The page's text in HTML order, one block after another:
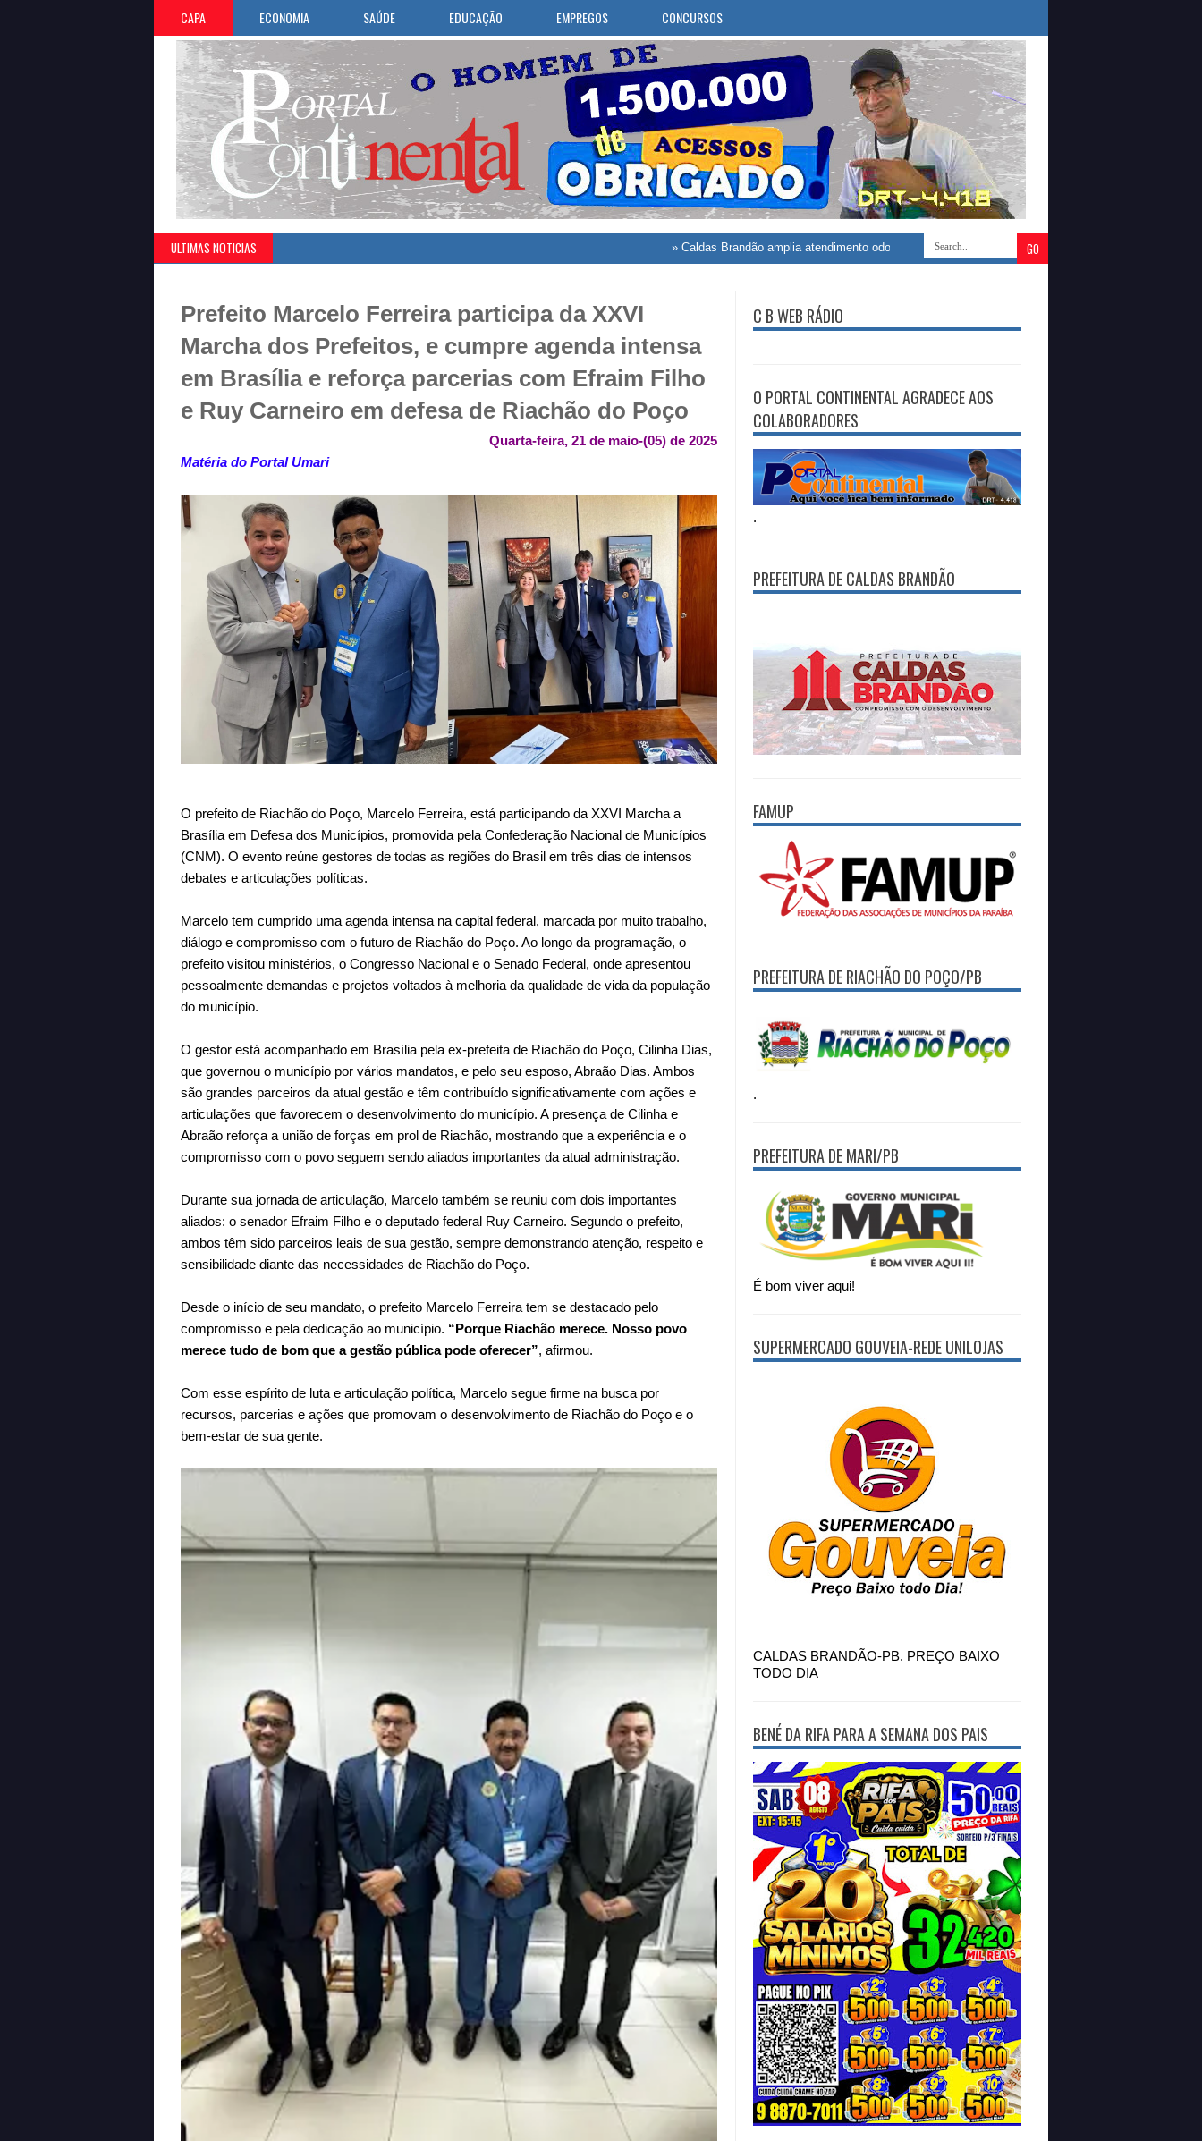
CAPA ECONOMIA SAÚDE EDUCAÇÃO EMPREGOS CONCURSOS
ULTIMAS NOTICIAS Caldas Brandão amplia atendimento odontológico com construção de novo Centro Especializado de Saúde Bucal
Prefeito Marcelo Ferreira participa da XXVI
Marcha dos Prefeitos, e cumpre agenda intensa
em Brasília e reforça parcerias com Efraim Filho
e Ruy Carneiro em defesa de Riachão do Poço
Quarta-feira, 21 de maio-(05) de 2025
Matéria do Portal Umari
O prefeito de Riachão do Poço, Marcelo Ferreira, está participando da XXVI Marcha a
Brasília em Defesa dos Municípios, promovida pela Confederação Nacional de Municípios
(CNM). O evento reúne gestores de todas as regiões do Brasil em três dias de intensos
debates e articulações políticas.
Marcelo tem cumprido uma agenda intensa na capital federal, marcada por muito trabalho,
diálogo e compromisso com o futuro de Riachão do Poço. Ao longo da programação, o
prefeito visitou ministérios, o Congresso Nacional e o Senado Federal, onde apresentou
pessoalmente demandas e projetos voltados à melhoria da qualidade de vida da população
do município.
O gestor está acompanhado em Brasília pela ex-prefeita de Riachão do Poço, Cilinha Dias,
que governou o município por vários mandatos, e pelo seu esposo, Abraão Dias. Ambos
são grandes parceiros da atual gestão e têm contribuído significativamente com ações e
articulações que favorecem o desenvolvimento do município. A presença de Cilinha e
Abraão reforça a união de forças em prol de Riachão, mostrando que a experiência e o
compromisso com o povo seguem sendo aliados importantes da atual administração.
Durante sua jornada de articulação, Marcelo também se reuniu com dois importantes
aliados: o senador Efraim Filho e o deputado federal Ruy Carneiro. Segundo o prefeito,
ambos têm sido parceiros leais de sua gestão, sempre demonstrando atenção, respeito e
sensibilidade diante das necessidades de Riachão do Poço.
Desde o início de seu mandato, o prefeito Marcelo Ferreira tem se destacado pelo
compromisso e pela dedicação ao município. “Porque Riachão merece. Nosso povo
merece tudo de bom que a gestão pública pode oferecer”, afirmou.
Com esse espírito de luta e articulação política, Marcelo segue firme na busca por
recursos, parcerias e ações que promovam o desenvolvimento de Riachão do Poço e o
bem-estar de sua gente.
C B WEB RÁDIO
O PORTAL CONTINENTAL AGRADECE AOS
COLABORADORES
.
PREFEITURA DE CALDAS BRANDÃO
FAMUP
PREFEITURA DE RIACHÃO DO POÇO/PB
.
PREFEITURA DE MARI/PB
É bom viver aqui!
SUPERMERCADO GOUVEIA-REDE UNILOJAS
CALDAS BRANDÃO-PB. PREÇO BAIXO
TODO DIA
BENÉ DA RIFA PARA A SEMANA DOS PAIS